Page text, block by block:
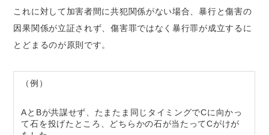
これに対して加害者間に共犯関係がない場合、暴行と傷害の
因果関係が立証されず、傷害罪ではなく暴行罪が成立するに
とどまるのが原則です。
（例）
AとBが共謀せず、たまたま同じタイミングでCに向かっ
て石を投げたところ、どちらかの石が当たってCがけが